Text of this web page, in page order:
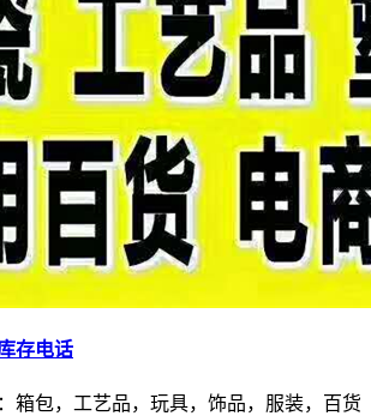
存电话
箱包，工艺品，玩具，饰品，服装，百货